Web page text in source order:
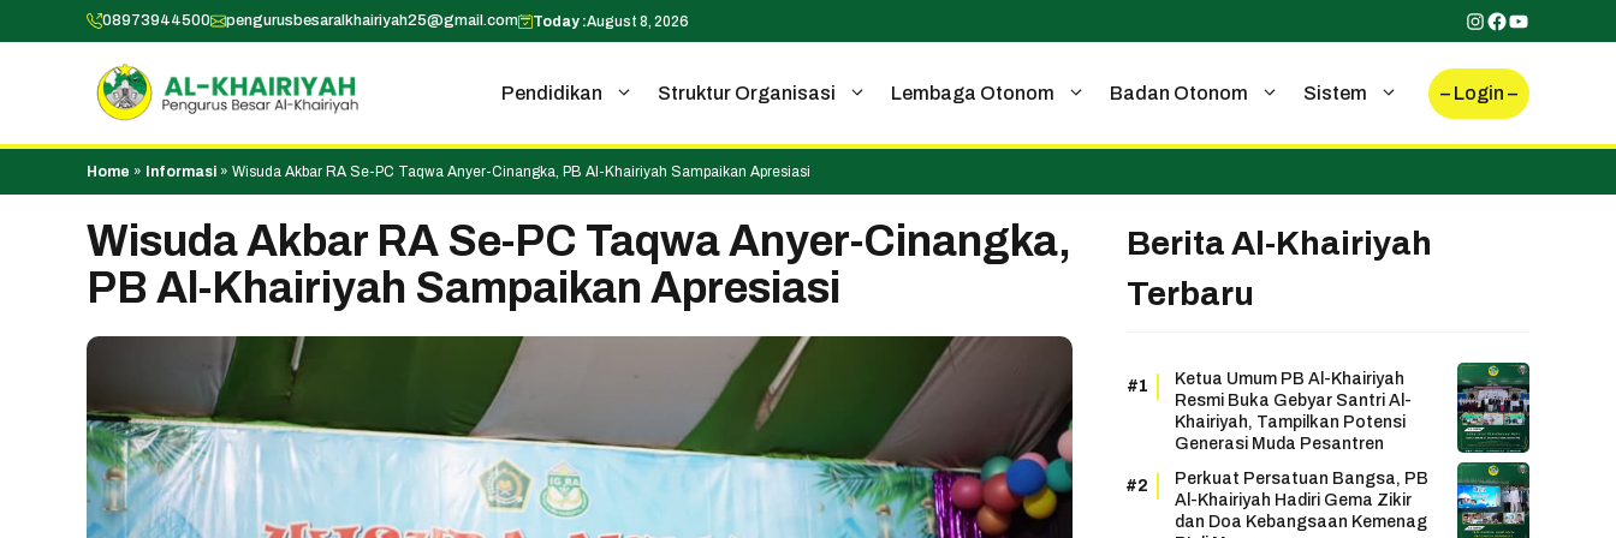
to
08973944500 pengurusbesaralkhairiyah25@gmail.com Today :August 8, 2026 Instagram
Facebook
YouTube
Pendidikan Struktur Organisasi Lembaga Otonom Badan Otonom Sistem – Login –
Home » Informasi » Wisuda Akbar RA Se-PC Taqwa Anyer-Cinangka, PB Al-Khairiyah Sampaikan Apresiasi
Wisuda Akbar RA Se-PC Taqwa Anyer-Cinangka,
PB Al-Khairiyah Sampaikan Apresiasi
Berita Al-Khairiyah
Terbaru
Ketua Umum PB Al-Khairiyah
Resmi Buka Gebyar Santri Al-
Khairiyah, Tampilkan Potensi
Generasi Muda Pesantren
Perkuat Persatuan Bangsa, PB
Al-Khairiyah Hadiri Gema Zikir
dan Doa Kebangsaan Kemenag